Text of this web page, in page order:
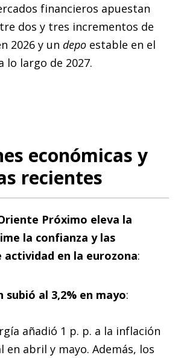
financieros apuestan
dos y tres incrementos de
2026 y un depo estable en el
lo largo de 2027.
económicas y
recientes
Próximo eleva la
la confianza y las
actividad en la eurozona:
subió al 3,2% en mayo:
añadió 1 p. p. a la inflación
en abril y mayo. Además, los